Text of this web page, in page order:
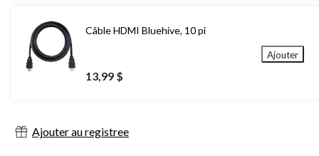
Câble HDMI Bluehive, 10 pi
13,99 $
Ajouter
Ajouter au registree